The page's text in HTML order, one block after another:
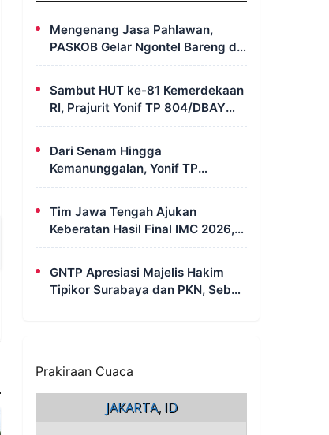
Mengenang Jasa Pahlawan,
PASKOB Gelar Ngontel Bareng di
Bondowoso
Sambut HUT ke-81 Kemerdekaan
RI, Prajurit Yonif TP 804/DBAY
Ikuti Kegiatan Donor Darah
Dari Senam Hingga
Kemanunggalan, Yonif TP
820/DAAI Rayakan Satu Tahun
Pengabdian dengan Semangat
Kebersamaan
Tim Jawa Tengah Ajukan
Keberatan Hasil Final IMC 2026,
Minta Evaluasi Rekaman dan
Scorecard Juri
GNTP Apresiasi Majelis Hakim
Tipikor Surabaya dan PKN, Sebut
Prakiraan Cuaca
JAKARTA, ID